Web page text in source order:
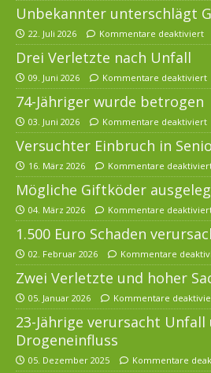
Unbekannter unterschlägt
22. Juli 2026 Kommentare deaktiviert
Drei Verletzte nach Unfall
09. Juni 2026 Kommentare deaktiviert
74-Jähriger wurde betrogen
03. Juni 2026 Kommentare deaktiviert
Versuchter Einbruch in
16. März 2026 Kommentare
Mögliche Giftköder
04. März 2026 Kommentare
1.500 Euro Schaden
02. Februar 2026 Kommentare
Zwei Verletzte und hoher
05. Januar 2026 Kommentare
23-Jährige verursacht
Drogeneinfluss
05. Dezember 2025 Kommentare